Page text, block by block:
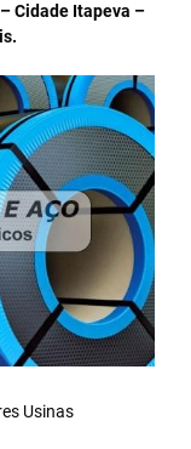
Cidade Itapeva –
Usinas